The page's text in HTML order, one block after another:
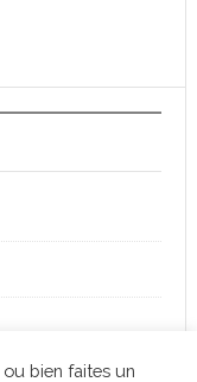
bien faites un